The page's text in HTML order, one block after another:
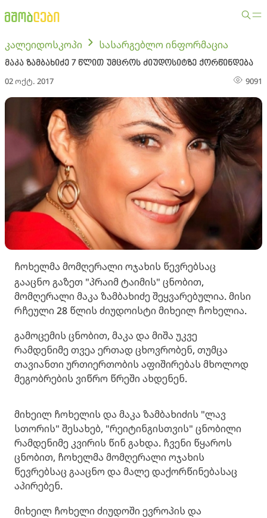
კალეიდოსკოპი სასარგებლო ინფორმაცია
მაკა ზამბახიძე 7 წლით უმცროს ძიუდოსიტზე ქორწინდება
02 ოქტ. 2017 9091
ჩოხელმა მომღერალი ოჯახის წევრებსაც
გააცნო გაზეთ "პრაიმ ტაიმის" ცნობით,
მომღერალი მაკა ზამბახიძე შეყვარებულია. მისი
რჩეული 28 წლის ძიუდოისტი მიხეილ ჩოხელია.
გამოცემის ცნობით, მაკა და მიშა უკვე
რამდენიმე თვეა ერთად ცხოვრობენ, თუმცა
თავიანთი ურთიერთობის აფიშირებას მხოლოდ
მეგობრების ვიწრო წრეში ახდენენ.
მიხეილ ჩოხელის და მაკა ზამბახიძის "ლავ
სთორის" შესახებ, "რეიტინგისთვის" ცნობილი
რამდენიმე კვირის წინ გახდა. ჩვენი წყაროს
ცნობით, ჩოხელმა მომღერალი ოჯახის
წევრებსაც გააცნო და მალე დაქორწინებასაც
აპირებენ.
მიხეილ ჩოხელი ძიუდოში ევროპის და